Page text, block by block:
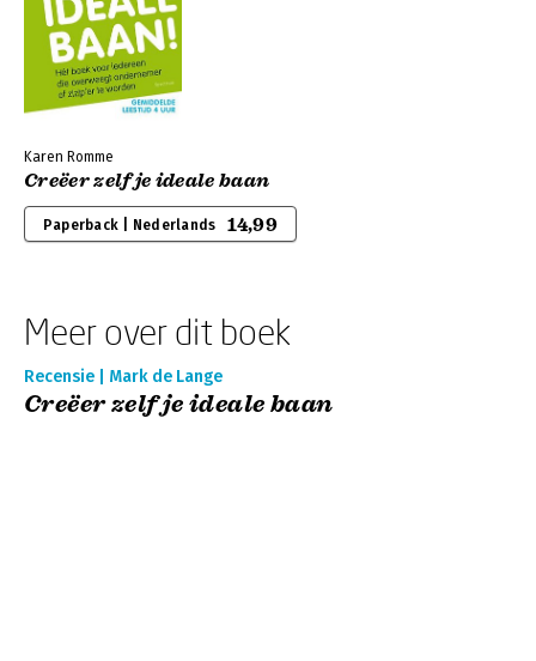
Karen Romme
Creëer zelf je ideale baan
Paperback | Nederlands 14,99
Meer over dit boek
Recensie | Mark de Lange
Creëer zelf je ideale baan